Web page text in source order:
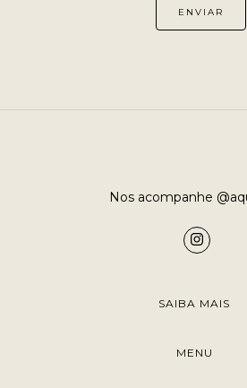
Nos acompanhe
SAIBA MAIS
MENU